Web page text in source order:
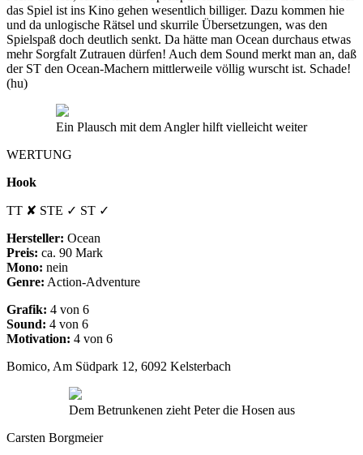
das Spiel ist ins Kino gehen wesentlich billiger. Dazu kommen hie
und da unlogische Rätsel und skurrile Übersetzungen, was den
Spielspaß doch deutlich senkt. Da hätte man Ocean durchaus etwas
mehr Sorgfalt Zutrauen dürfen! Auch dem Sound merkt man an, daß
der ST den Ocean-Machern mittlerweile völlig wurscht ist. Schade!
(hu)
Ein Plausch mit dem Angler hilft vielleicht weiter
WERTUNG
Hook
TT ✘ STE ✓ ST ✓
Hersteller: Ocean
Preis: ca. 90 Mark
Mono: nein
Genre: Action-Adventure
Grafik: 4 von 6
Sound: 4 von 6
Motivation: 4 von 6
Bomico, Am Südpark 12, 6092 Kelsterbach
Dem Betrunkenen zieht Peter die Hosen aus
Carsten Borgmeier